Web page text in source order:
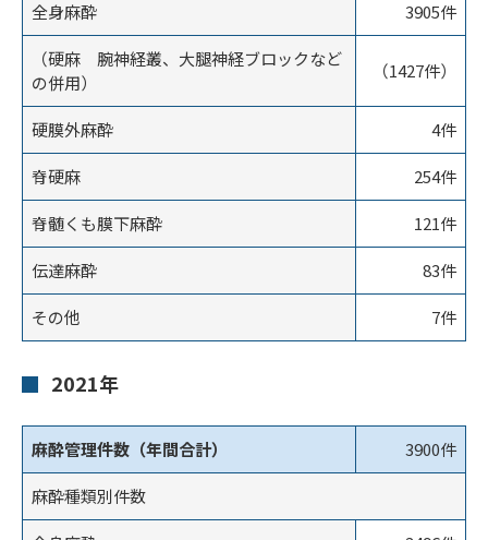
全身麻酔 3905件
（硬麻 腕神経叢、大腿神経ブロックなど
の併用）
（1427件）
硬膜外麻酔 4件
脊硬麻 254件
脊髄くも膜下麻酔 121件
伝達麻酔 83件
その他 7件
2021年
麻酔管理件数（年間合計） 3900件
麻酔種類別件数